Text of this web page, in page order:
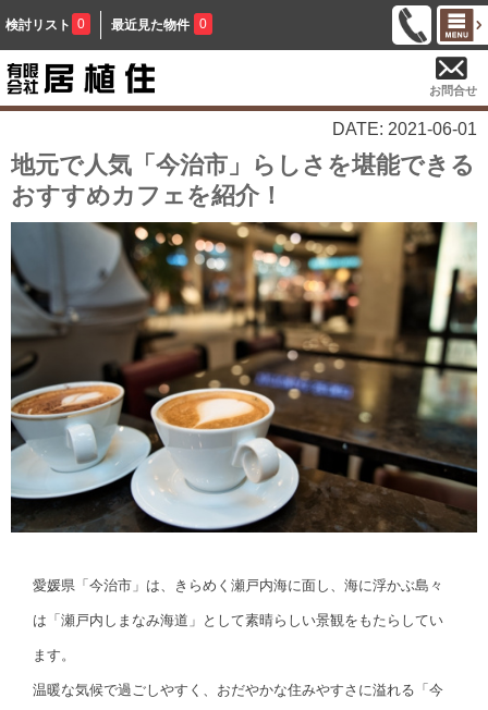
検討リスト 0 最近見た物件 0
お問合せ
DATE: 2021-06-01
地元で人気「今治市」らしさを堪能できる
おすすめカフェを紹介！
愛媛県「今治市」は、きらめく瀬戸内海に面し、海に浮かぶ島々
は「瀬戸内しまなみ海道」として素晴らしい景観をもたらしてい
ます。
温暖な気候で過ごしやすく、おだやかな住みやすさに溢れる「今